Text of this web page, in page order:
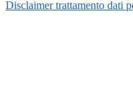
Disclaimer trattamento dati